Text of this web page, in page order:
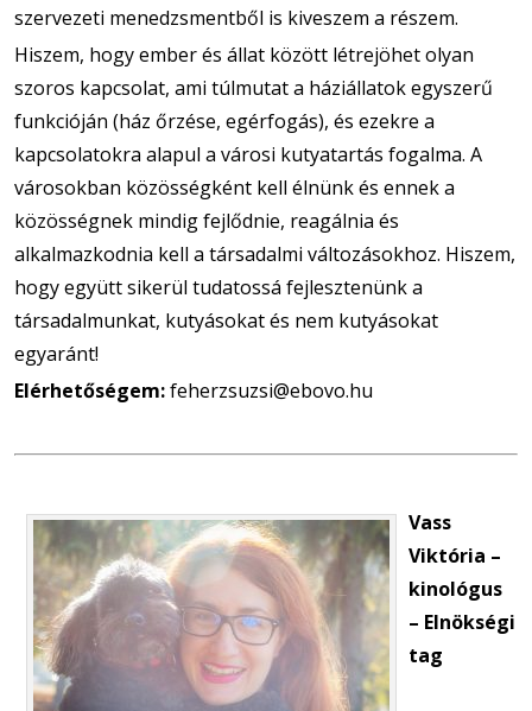
szervezeti menedzsmentből is kiveszem a részem.
Hiszem, hogy ember és állat között létrejöhet olyan
szoros kapcsolat, ami túlmutat a háziállatok egyszerű
funkcióján (ház őrzése, egérfogás), és ezekre a
kapcsolatokra alapul a városi kutyatartás fogalma. A
városokban közösségként kell élnünk és ennek a
közösségnek mindig fejlődnie, reagálnia és
alkalmazkodnia kell a társadalmi változásokhoz. Hiszem,
hogy együtt sikerül tudatossá fejlesztenünk a
társadalmunkat, kutyásokat és nem kutyásokat
egyaránt!
Elérhetőségem:feherzsuzsi@ebovo.hu
Vass
Viktória –
kinológus
– Elnökségi
tag